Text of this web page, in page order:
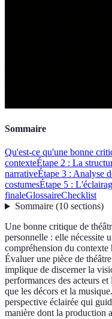
Sommaire
Qu'est-ce qu'une bonne
contexteÉtape 2 : La
narrativeÉtape 3 : Analyse
costumesÉtape 5 :
finaleGlossaireChecklist
Sommaire(10 sections)
Une bonne critique de
personnelle : elle nécessite
compréhension du
Évaluer une pièce de
implique de discerner la
performances des acteurs
que les décors et la
perspective éclairée qui
manière dont la production